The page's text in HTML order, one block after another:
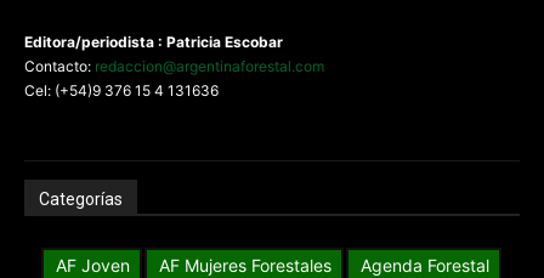
Editora/periodista : Patricia Escobar
Contacto: redaccion@argentinaforestal.com
Cel: (+54)9 376 15 4 131636
Categorías
AF Joven AF Mujeres Forestales
Agenda Forestal